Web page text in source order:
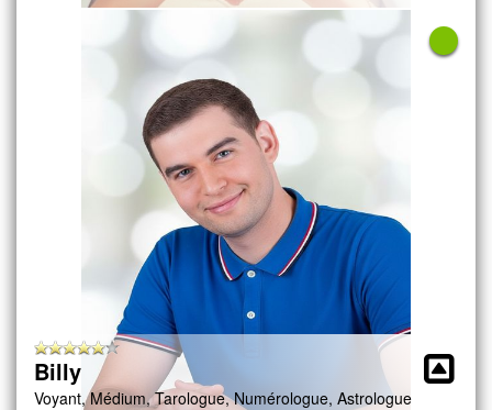
Billy
Voyant, Médium, Tarologue, Numérologue, Astrologue